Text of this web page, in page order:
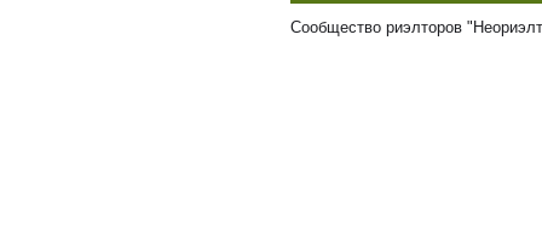
Сообщество риэлторов